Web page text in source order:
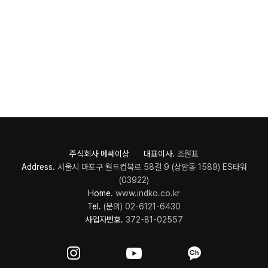
주식회사 메쎄이상 대표이사. 조원표
Address. 서울시 마포구 월드컵북로 58길 9 (상암동 1589) ES타워
(03922)
Home. www.indko.co.kr
Tel. (문의) 02-6121-6430
사업자번호. 372-81-02557